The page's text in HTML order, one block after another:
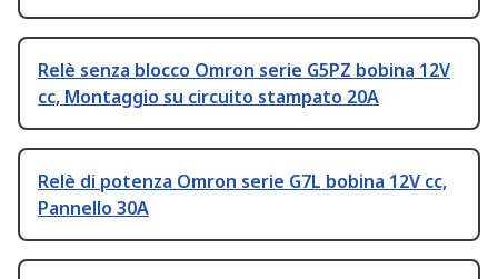
Relè senza blocco Omron serie G5PZ bobina 12V
cc, Montaggio su circuito stampato 20A
Relè di potenza Omron serie G7L bobina 12V cc,
Pannello 30A